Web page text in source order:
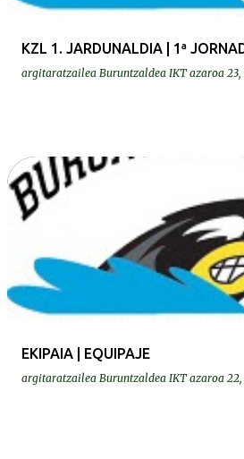
KZL 1. JARDUNALDIA | 1ª
argitaratzailea Buruntzaldea IKT azaroa 23,
EKIPAIA | EQUIPAJE
argitaratzailea Buruntzaldea IKT azaroa 22,